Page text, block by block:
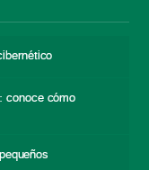
conoce cómo